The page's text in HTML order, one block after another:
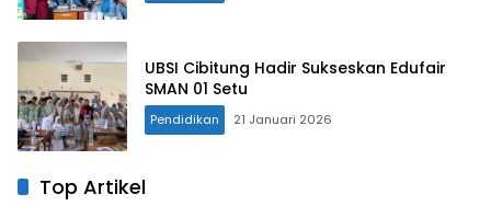
UBSI Cibitung Hadir Sukseskan Edufair
SMAN 01 Setu
Pendidikan 21 Januari 2026
Top Artikel